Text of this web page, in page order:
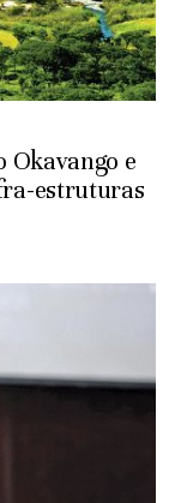
Okavango e
estruturas